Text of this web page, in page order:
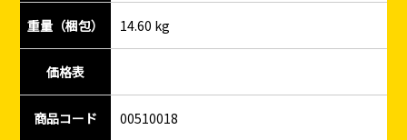
重量（梱包） 14.60 kg
価格表
商品コード 00510018